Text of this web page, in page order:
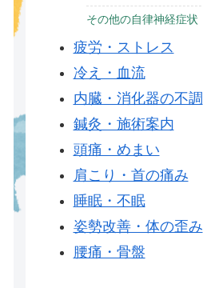
その他の自律神経症状
疲労・ストレス
冷え・血流
内臓・消化器の不調
鍼灸・施術案内
頭痛・めまい
肩こり・首の痛み
睡眠・不眠
姿勢改善・体の歪み
腰痛・骨盤